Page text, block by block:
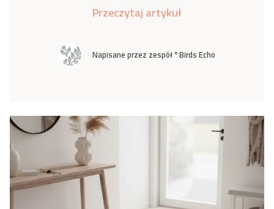
Przeczytaj artykuł
Napisane przez zespół * Birds Echo